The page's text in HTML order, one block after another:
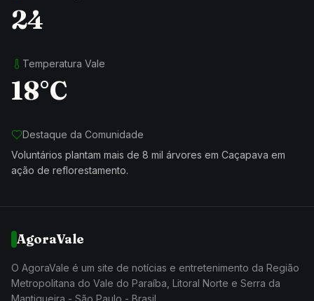
24
Temperatura Vale
18°C
Destaque da Comunidade
Voluntários plantam mais de 8 mil árvores em Caçapava em
ação de reflorestamento.
AgoraVale
O AgoraVale é um site de notícias e entretenimento da Região
Metropolitana do Vale do Paraíba, Litoral Norte e Serra da